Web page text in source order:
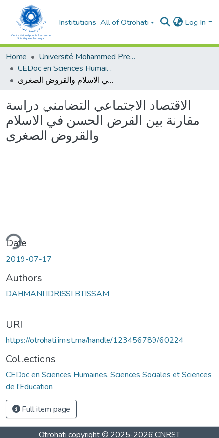
Institutions All of Otrohati Log In
Home
Université Mohammed Premier - Oujda
CEDoc en Sciences Humaines, Sciences Sociales et Sciences de l’Education
الاقتصاد الاجتماعي التضامني دراسة مقارنة بين القرض الحسن في الاسلام والقروض الصغرى
الاقتصاد الاجتماعي التضامني دراسة
مقارنة بين القرض الحسن في الاسلام
والقروض الصغرى
Date
2019-07-17
Authors
DAHMANI IDRISSI BTISSAM
URI
https://otrohati.imist.ma/handle/123456789/60224
Collections
CEDoc en Sciences Humaines, Sciences Sociales et Sciences
de l’Education
Full item page
Otrohati copyright © 2025-2026 CNRST